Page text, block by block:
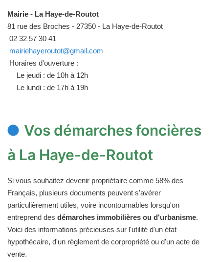
Mairie - La Haye-de-Routot
81 rue des Broches - 27350 - La Haye-de-Routot
02 32 57 30 41
mairiehayeroutot@gmail.com
Horaires d'ouverture :
Le jeudi : de 10h à 12h
Le lundi : de 17h à 19h
Vos démarches foncières
à La Haye-de-Routot
Si vous souhaitez devenir propriétaire comme 58% des
Français, plusieurs documents peuvent s'avérer
particulièrement utiles, voire incontournables lorsqu'on
entreprend des démarches immobilières ou d'urbanisme.
Voici des informations précieuses sur l'utilité d'un état
hypothécaire, d'un règlement de corpropriété ou d'un acte de
vente.